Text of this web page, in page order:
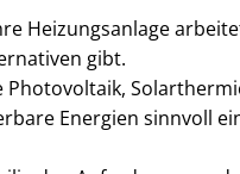
Heizungsanlage
gibt.
Photovoltaik,
Energien sinnvoll